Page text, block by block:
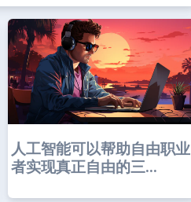
人工智能可以帮助自由职业
者实现真正自由的三...